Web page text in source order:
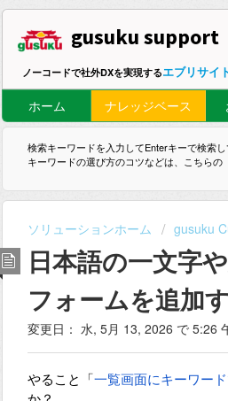
gusuku support
ノーコードで社外DXを実現するエブリサイ
ホーム ナレッジベース
検索キーワードを入力してEnterキーで検索し
キーワードの選び方のコツなどは、こちらの
ソリューションホーム gusuku
日本語の一文字
フォームを追加
変更日： 水, 5月 13, 2026 で 5:26
やること「 一覧画面にキーワー